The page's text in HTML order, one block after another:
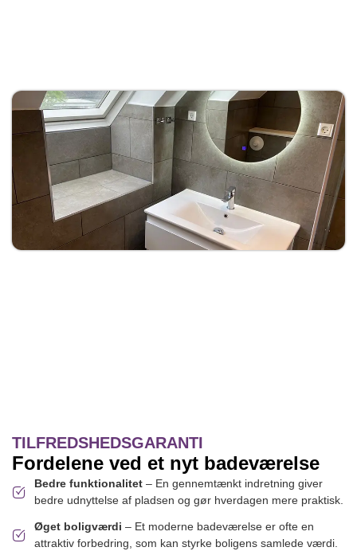
TILFREDSHEDSGARANTI
Fordelene ved et nyt badeværelse
Bedre funktionalitet– En gennemtænkt indretning giver
bedre udnyttelse af pladsen og gør hverdagen mere praktisk.
Øget boligværdi – Et moderne badeværelse er ofte en
attraktiv forbedring, som kan styrke boligens samlede værdi.